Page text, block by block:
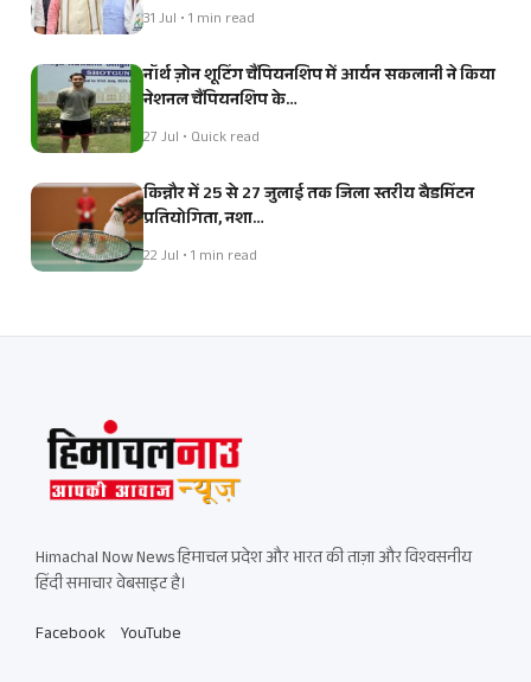
31 Jul • 1 min read
नॉर्थ ज़ोन शूटिंग चैंपियनशिप में आर्यन सकलानी ने किया
नेशनल चैंपियनशिप के…
27 Jul • Quick read
किन्नौर में 25 से 27 जुलाई तक जिला स्तरीय बैडमिंटन
प्रतियोगिता, नशा…
22 Jul • 1 min read
Himachal Now News हिमाचल प्रदेश और भारत की ताज़ा और विश्वसनीय
हिंदी समाचार वेबसाइट है।
Facebook YouTube